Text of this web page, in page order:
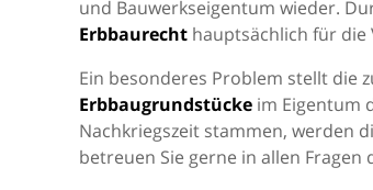
und Bauwerkseigentum wieder.
Erbbaurecht hauptsächlich für
Ein besonderes Problem stellt die
Erbbaugrundstücke im Eigentum
Nachkriegszeit stammen, werden
betreuen Sie gerne in allen